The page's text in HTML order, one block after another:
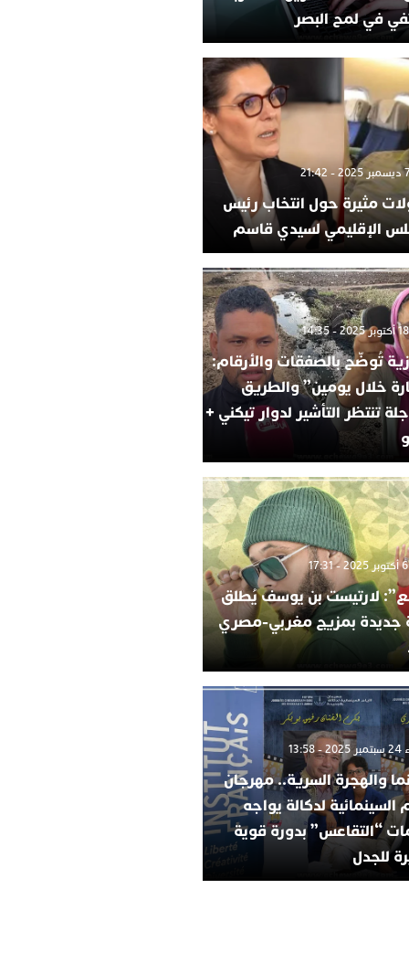
في لمح البصر
مثيرة حول انتخاب رئيس
الإقليمي لسيدي قاسم
تُوضّح بالصفقات والأرقام:
خلال يومين” والطريق
تنتظر التأشير لدوار تيكني +
لارتيست بن يوسف يُطلق
جديدة بمزيج مغربي-مصري
والهجرة السرية.. مهرجان
السينمائية لدكالة يواجه
“التقاعس” بدورة قوية
للجدل